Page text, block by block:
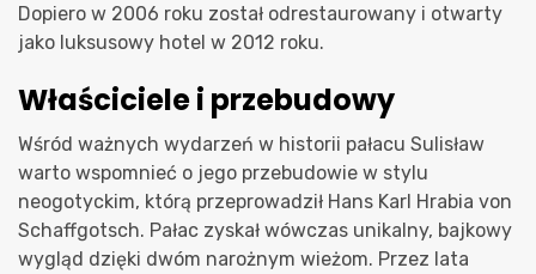
Dopiero w 2006 roku został odrestaurowany i otwarty
jako luksusowy hotel w 2012 roku.
Właściciele i przebudowy
Wśród ważnych wydarzeń w historii pałacu Sulisław
warto wspomnieć o jego przebudowie w stylu
neogotyckim, którą przeprowadził Hans Karl Hrabia von
Schaffgotsch. Pałac zyskał wówczas unikalny, bajkowy
wygląd dzięki dwóm narożnym wieżom. Przez lata